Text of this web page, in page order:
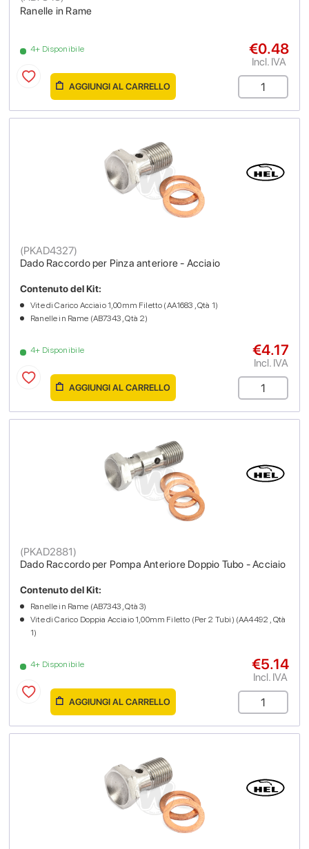
Ranelle in Rame
4+ Disponibile €0.48
Incl. IVA
AGGIUNGI AL CARRELLO
Dado Raccordo per Pinza anteriore - Acciaio
(PKAD4327)
4+ Disponibile
Contenuto del Kit:
Vite di Carico Acciaio 1,00mm Filetto (AA1683 , Qtà 1)
Ranelle in Rame (AB7343 , Qtà 2)
€4.17
Incl. IVA
AGGIUNGI AL CARRELLO
Dado Raccordo per Pompa Anteriore Doppio Tubo - Acciaio
(PKAD2881)
4+ Disponibile
Contenuto del Kit:
Ranelle in Rame (AB7343 , Qtà 3)
Vite di Carico Doppia Acciaio 1,00mm Filetto (Per 2 Tubi) (AA4492 , Qtà
1)
€5.14
Incl. IVA
AGGIUNGI AL CARRELLO